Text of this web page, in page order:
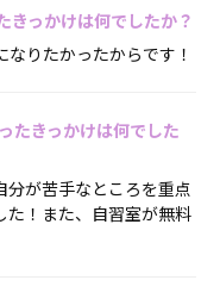
きっかけは何でしたか？
りたかったからです！
たきっかけは何でした
分が苦手なところを重点
た！また、自習室が無料